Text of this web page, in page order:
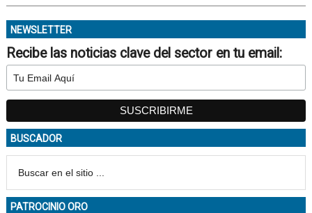
NEWSLETTER
Recibe las noticias clave del sector en tu email:
BUSCADOR
PATROCINIO ORO